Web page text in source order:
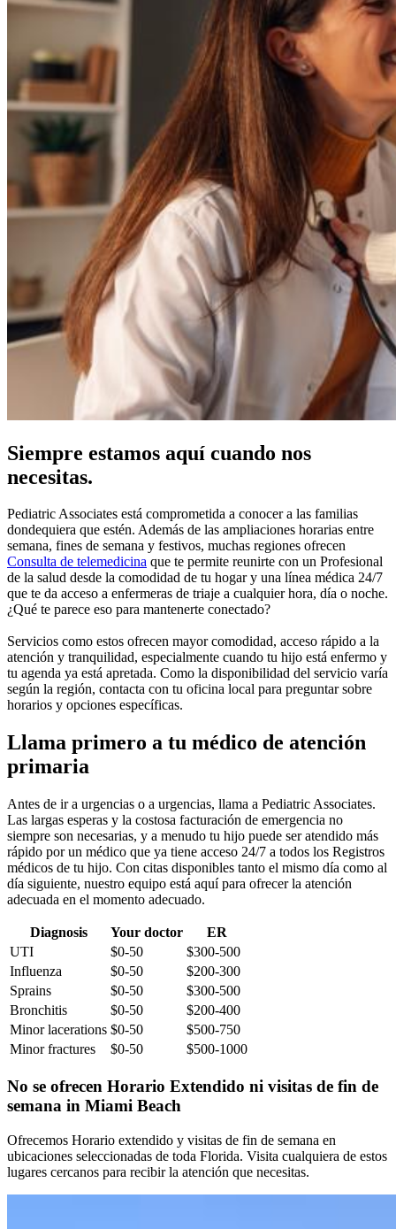
Siempre estamos aquí cuando nos
necesitas.
Pediatric Associates está comprometida a conocer a las familias
dondequiera que estén. Además de las ampliaciones horarias entre
semana, fines de semana y festivos, muchas regiones ofrecen
Consulta de telemedicina que te permite reunirte con un Profesional
de la salud desde la comodidad de tu hogar y una línea médica 24/7
que te da acceso a enfermeras de triaje a cualquier hora, día o noche.
¿Qué te parece eso para mantenerte conectado?
Servicios como estos ofrecen mayor comodidad, acceso rápido a la
atención y tranquilidad, especialmente cuando tu hijo está enfermo y
tu agenda ya está apretada. Como la disponibilidad del servicio varía
según la región, contacta con tu oficina local para preguntar sobre
horarios y opciones específicas.
Llama primero a tu médico de atención
primaria
Antes de ir a urgencias o a urgencias, llama a Pediatric Associates.
Las largas esperas y la costosa facturación de emergencia no
siempre son necesarias, y a menudo tu hijo puede ser atendido más
rápido por un médico que ya tiene acceso 24/7 a todos los Registros
médicos de tu hijo. Con citas disponibles tanto el mismo día como al
día siguiente, nuestro equipo está aquí para ofrecer la atención
adecuada en el momento adecuado.
Diagnosis Your doctor
ER
UTI
$0-50
$300-500
Influenza
$0-50
$200-300
Sprains
$0-50
$300-500
Bronchitis
$0-50
$200-400
Minor lacerations $0-50
$500-750
Minor fractures
$0-50 $500-1000
No se ofrecen Horario Extendido ni visitas de fin de
semana in Miami Beach
Ofrecemos Horario extendido y visitas de fin de semana en
ubicaciones seleccionadas de toda Florida. Visita cualquiera de estos
lugares cercanos para recibir la atención que necesitas.